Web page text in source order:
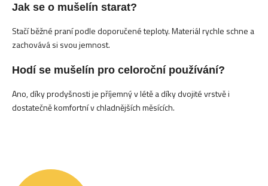
Jak se o mušelín starat?
Stačí běžné praní podle doporučené teploty. Materiál rychle schne a
zachovává si svou jemnost.
Hodí se mušelín pro celoroční používání?
Ano, díky prodyšnosti je příjemný v létě a díky dvojité vrstvě i
dostatečně komfortní v chladnějších měsících.